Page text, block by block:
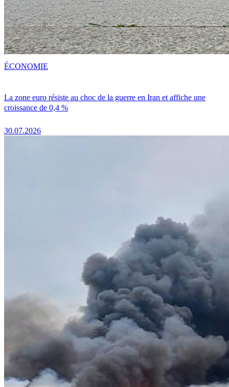
La zone euro résiste au choc de la guerre en Iran et affiche une
croissance de 0,4 %
30.07.2026
ÉCONOMIE